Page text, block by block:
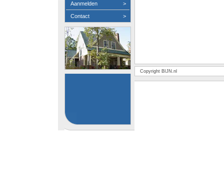
Aanmelden >
Contact >
Copyright BIJN.nl